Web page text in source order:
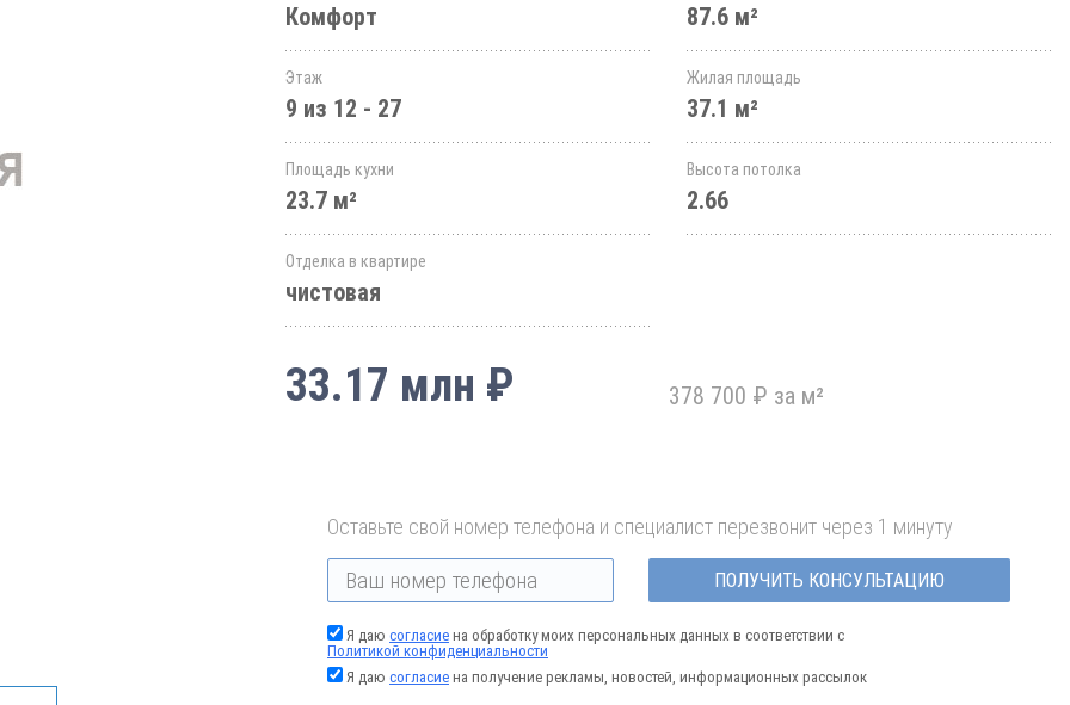
Комфорт 87.6 м²
Этаж
9 из 12 - 27
Жилая площадь
37.1 м²
Площадь кухни
23.7 м²
Высота потолка
2.66
Отделка в квартире
чистовая
33.17 млн ₽ 378 700 ₽ за м²
Оставьте свой номер телефона и специалист перезвонит через 1 минуту
ПОЛУЧИТЬ КОНСУЛЬТАЦИЮ
Я даю согласие на обработку моих персональных данных в соответствии с
Политикой конфиденциальности
Я даю согласие на получение рекламы, новостей, информационных рассылок